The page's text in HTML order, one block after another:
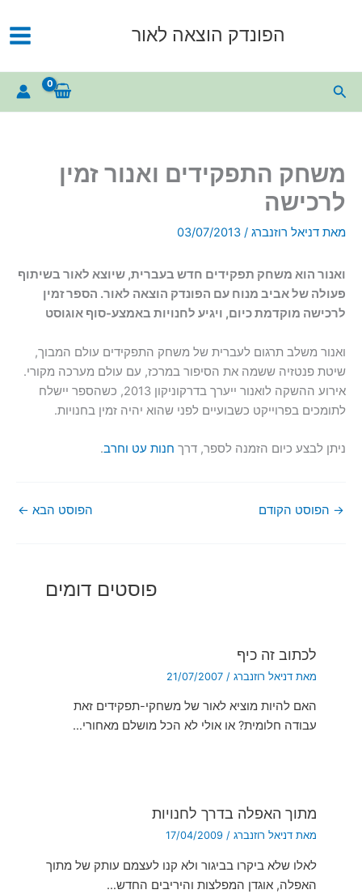
הפונדק הוצאה לאור
חיפוש
משחק התפקידים ואנור זמין
לרכישה
מאת דניאל רוזנברג /
03/07/2013
ואנור הוא משחק תפקידים חדש בעברית, שיוצא לאור בשיתוף
פעולה של אביב מנוח עם הפונדק הוצאה לאור. הספר זמין
לרכישה מוקדמת כיום, ויגיע לחנויות באמצע-סוף אוגוסט
ואנור משלב תרגום לעברית של משחק התפקידים עולם המבוך,
שיטת פנטזיה ששמה את הסיפור במרכז, עם עולם מערכה מקורי.
אירוע ההשקה לואנור ייערך בדרקוניקון 2013, כשהספר יישלח
לתומכים בפרוייקט כשבועיים לפני שהוא יהיה זמין בחנויות.
ניתן לבצע כיום הזמנה לספר, דרך חנות עט וחרב.
→ הפוסט הקודם הפוסט הבא ←
פוסטים דומים
לכתוב זה כיף
מאתדניאל רוזנברג/
21/07/2007
האם להיות מוציא לאור של משחקי-תפקידים זאת
עבודה חלומית? או אולי לא הכל מושלם מאחורי…
מתוך האפלה בדרך לחנויות
מאתדניאל רוזנברג/
17/04/2009
לאלו שלא ביקרו בביגור ולא קנו לעצמם עותק של מתוך
האפלה, אוגדן המפלצות והיריבים החדש…